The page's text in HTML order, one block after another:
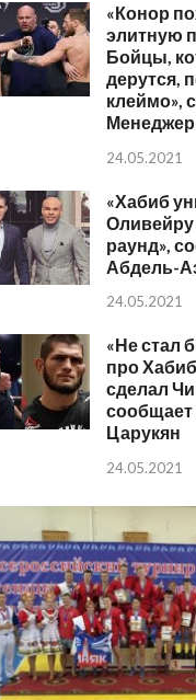
«Конор
элитную
Бойцы,
дерутся,
клеймо»,
24.05.2021
«Хабиб
Оливейру
раунд»,
Абдель-
24.05.2021
«Не стал
про
сделал
Царукян
24.05.2021